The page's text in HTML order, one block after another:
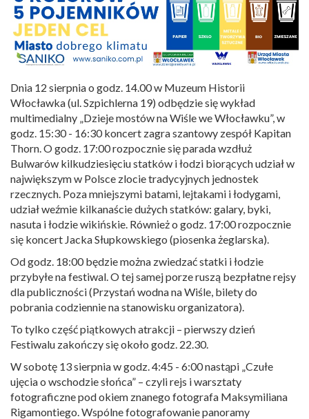
Dnia 12 sierpnia o godz. 14.00 w Muzeum Historii
Włocławka (ul. Szpichlerna 19) odbędzie się wykład
multimedialny „Dzieje mostów na Wiśle we Włocławku”, w
godz. 15:30 - 16:30 koncert zagra szantowy zespół Kapitan
Thorn. O godz. 17:00 rozpocznie się parada wzdłuż
Bulwarów kilkudziesięciu statków i łodzi biorących udział w
największym w Polsce zlocie tradycyjnych jednostek
rzecznych. Poza mniejszymi batami, lejtakami i łodygami,
udział weźmie kilkanaście dużych statków: galary, byki,
nasuta i łodzie wikińskie. Również o godz. 17:00 rozpocznie
się koncert Jacka Słupkowskiego (piosenka żeglarska).
Od godz. 18:00 będzie można zwiedzać statki i łodzie
przybyłe na festiwal. O tej samej porze ruszą bezpłatne rejsy
dla publiczności (Przystań wodna na Wiśle, bilety do
pobrania codziennie na stanowisku organizatora).
To tylko część piątkowych atrakcji – pierwszy dzień
Festiwalu zakończy się około godz. 22.30.
W sobotę 13 sierpnia w godz. 4:45 - 6:00 nastąpi „Czułe
ujęcia o wschodzie słońca” – czyli rejs i warsztaty
fotograficzne pod okiem znanego fotografa Maksymiliana
Rigamontiego. Wspólne fotografowanie panoramy